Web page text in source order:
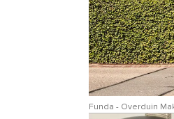
Funda - Overduin